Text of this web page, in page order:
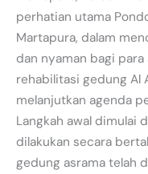
perhatian utama
Martapura, dalam
dan nyaman bagi
rehabilitasi gedung Al
melanjutkan agenda
Langkah awal dimulai
dilakukan secara
gedung asrama telah